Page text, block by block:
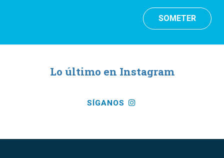
Lo último en Instagram
SÍGANOS